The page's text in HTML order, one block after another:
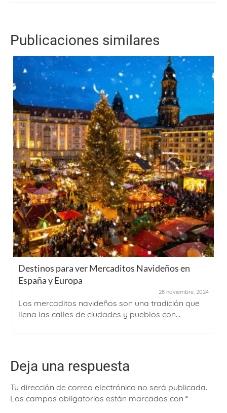
Publicaciones similares
Destinos para ver Mercaditos Navideños en
España y Europa
28 noviembre, 2024
Los mercaditos navideños son una tradición que
llena las calles de ciudades y pueblos con...
Deja una respuesta
Tu dirección de correo electrónico no será publicada.
Los campos obligatorios están marcados con *